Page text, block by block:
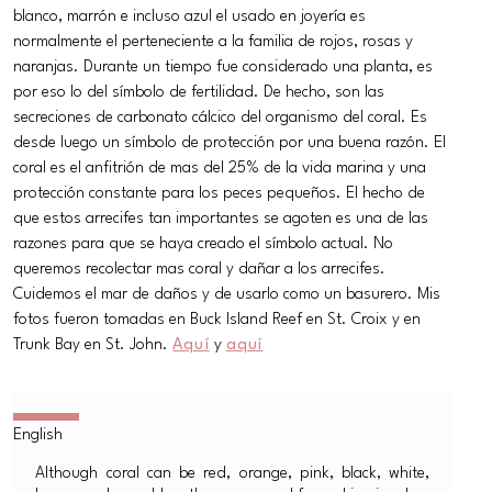
blanco, marrón e incluso azul el usado en joyería es
normalmente el perteneciente a la familia de rojos, rosas y
naranjas. Durante un tiempo fue considerado una planta, es
por eso lo del símbolo de fertilidad. De hecho, son las
secreciones de carbonato cálcico del organismo del coral. Es
desde luego un símbolo de protección por una buena razón. El
coral es el anfitrión de mas del 25% de la vida marina y una
protección constante para los peces pequeños. El hecho de
que estos arrecifes tan importantes se agoten es una de las
razones para que se haya creado el símbolo actual. No
queremos recolectar mas coral y dañar a los arrecifes.
Cuidemos el mar de daños y de usarlo como un basurero. Mis
fotos fueron tomadas en Buck Island Reef en St. Croix y en
Trunk Bay en St. John.Aquí y aquí
Although coral can be red, orange, pink, black, white,